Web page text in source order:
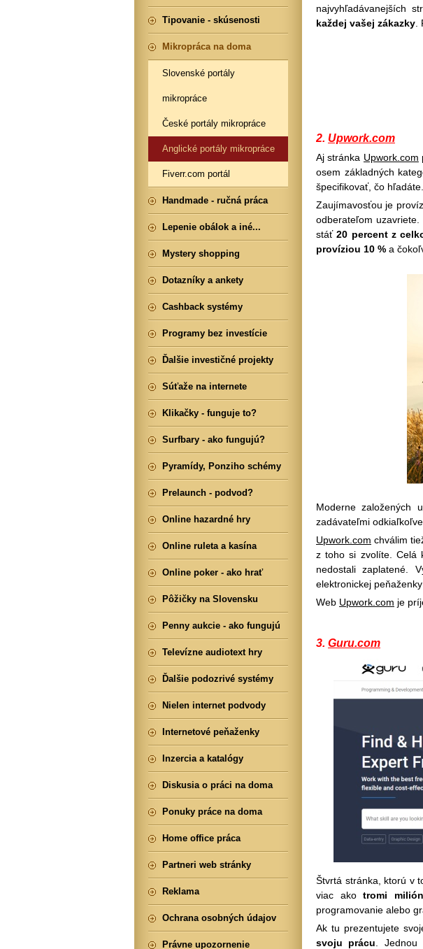
najvyhľadávanejších
každej vašej zákazky
2. Upwork.com
Aj stránka Upwork.com
osem základných
špecifikovať, čo hľadáte.
Zaujímavosťou je
odberateľom
stáť20 percent z
províziou 10 % a
Moderne založených
zadávateľmi
Upwork.com chválim
z toho si zvolíte. Celá
nedostali zaplatené.
elektronickej peňaženky
Web Upwork.com je
3. Guru.com
Štvrtá stránka, ktorú v
viac akotromi
programovanie alebo
Ak tu prezentujete
svoju prácu .
Tipovanie - skúsenosti
Mikropráca na doma
Slovenské portály
mikropráce
České portály mikropráce
Anglické portály mikropráce
Fiverr.com portál
Handmade - ručná práca
Lepenie obálok a iné...
Mystery shopping
Dotazníky a ankety
Cashback systémy
Programy bez investície
Ďalšie investičné projekty
Súťaže na internete
Klikačky - funguje to?
Surfbary - ako fungujú?
Pyramídy, Ponziho schémy
Prelaunch - podvod?
Online hazardné hry
Online ruleta a kasína
Online poker - ako hrať
Pôžičky na Slovensku
Penny aukcie - ako fungujú
Televízne audiotext hry
Ďalšie podozrivé systémy
Nielen internet podvody
Internetové peňaženky
Inzercia a katalógy
Diskusia o práci na doma
Ponuky práce na doma
Home office práca
Partneri web stránky
Reklama
Ochrana osobných údajov
Právne upozornenie